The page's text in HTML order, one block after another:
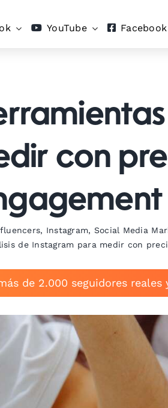
YouTube Facebook
con
, Instagram, Social Media
de Instagram para medir con
de 2.000 seguidores reales